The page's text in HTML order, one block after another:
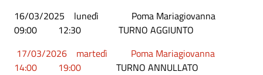
16/03/2025 lunedì Poma Mariagiovanna
09:00 12:30 TURNO AGGIUNTO
17/03/2026 martedì Poma Mariagiovanna
14:00 19:00
TURNO ANNULLATO